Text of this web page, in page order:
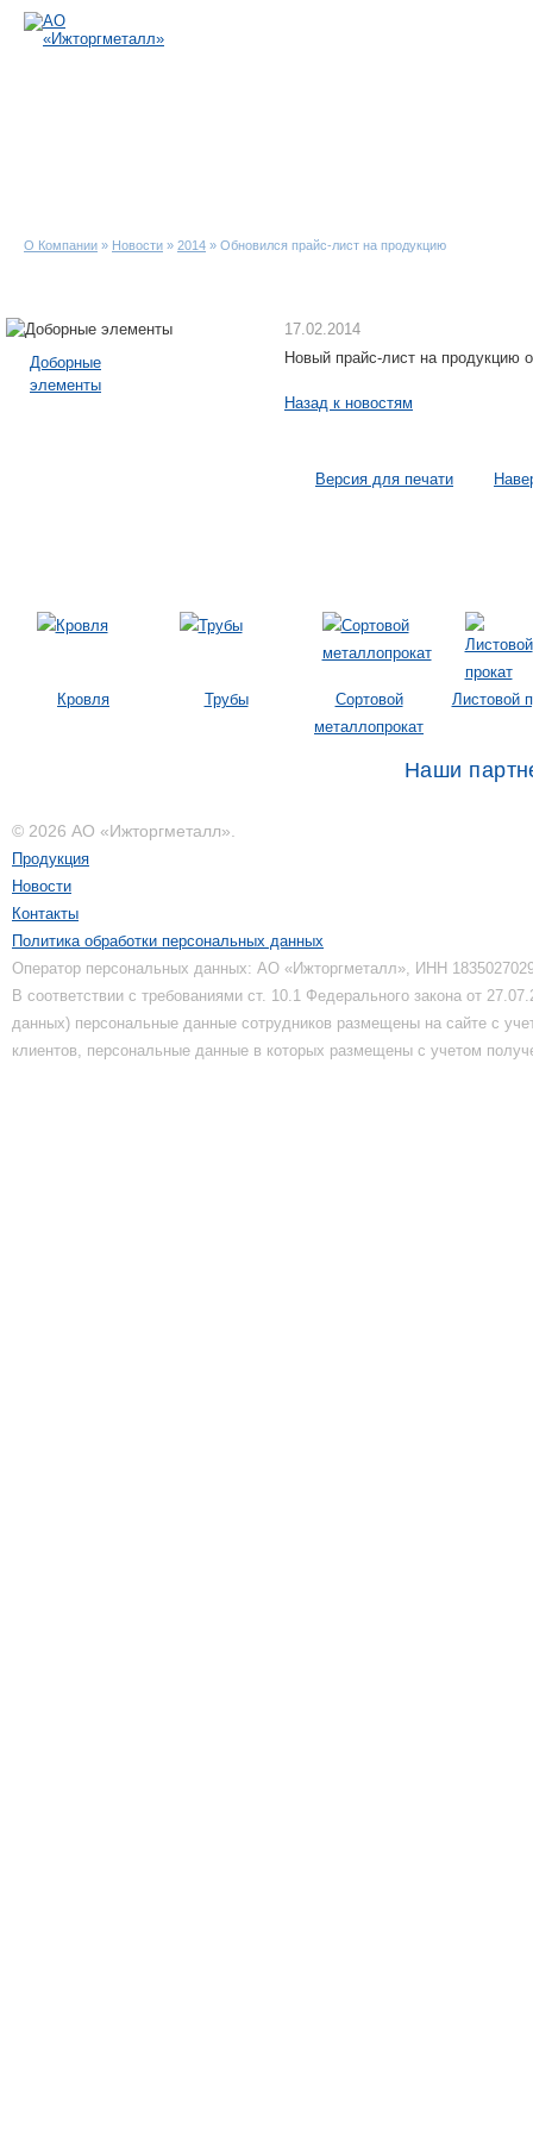
O Компании » Новости » 2014 » Обновился прайс-лист на продукцию
Доборные
элементы
17.02.2014
Новый прайс-лист на продукцию
Назад к новостям
Версия для печати
Кровля Трубы
Сортовой
металлопрокат
Листовой
Наши
© 2026 АО «Ижторгметалл».
Продукция
Новости
Контакты
Политика обработки персональных данных
Оператор персональных данных: АО «Ижторгметалл», ИНН
В соответствии с требованиями ст. 10.1 Федерального закона от
данных) персональные данные сотрудников размещены на сайте с
клиентов, персональные данные в которых размещены с учетом